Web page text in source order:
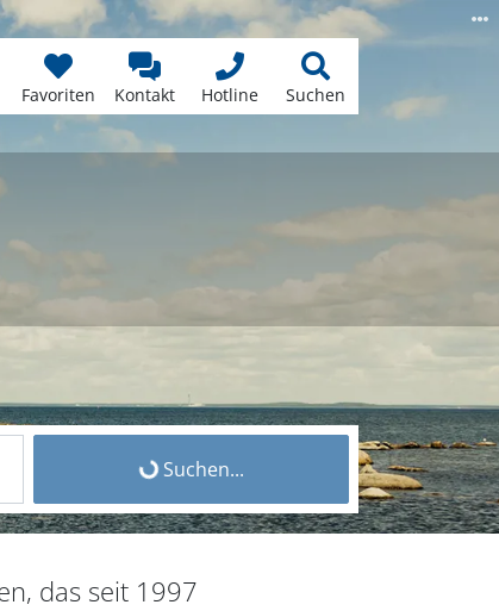
Favoriten Kontakt Hotline Suchen
Suchen...
das seit 1997